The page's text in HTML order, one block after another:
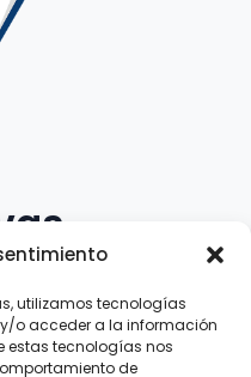
utilizamos tecnologías
o acceder a la información
estas tecnologías nos
de